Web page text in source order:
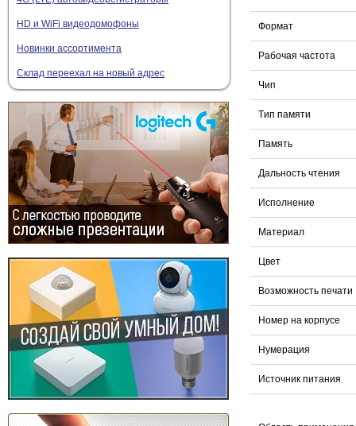
HD и WiFi видеодомофоны
Новинки ассортимента
Склад переехал на новый адрес
Формат
Рабочая частота
Чип
Tип памяти
Память
Дальность чтения
Исполнение
Материал
Цвет
Возможность печати
Номер на корпусе
Нумерация
Источник питания